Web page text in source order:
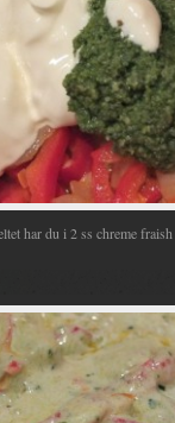
har du i 2 ss chreme